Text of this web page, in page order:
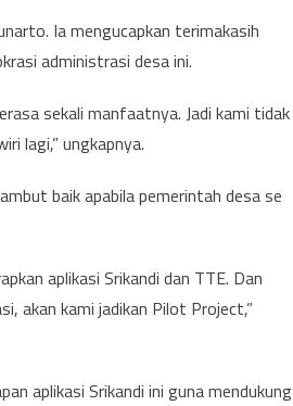
Ia mengucapkan terimakasih
administrasi desa ini.
sekali manfaatnya. Jadi kami tidak
lagi,” ungkapnya.
baik apabila pemerintah desa se
aplikasi Srikandi dan TTE. Dan
akan kami jadikan Pilot Project,”
aplikasi Srikandi ini guna mendukung